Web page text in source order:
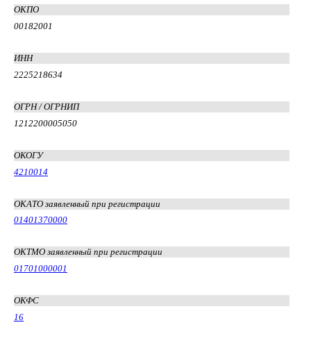
ОКПО
00182001
ИНН
2225218634
ОГРН / ОГРНИП
1212200005050
ОКОГУ
4210014
ОКАТО заявленный при регистрации
01401370000
ОКТМО заявленный при регистрации
01701000001
ОКФС
16